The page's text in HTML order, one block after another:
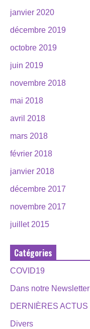
janvier 2020
décembre 2019
octobre 2019
juin 2019
novembre 2018
mai 2018
avril 2018
mars 2018
février 2018
janvier 2018
décembre 2017
novembre 2017
juillet 2015
Catégories
COVID19
Dans notre Newsletter
DERNIÈRES ACTUS
Divers